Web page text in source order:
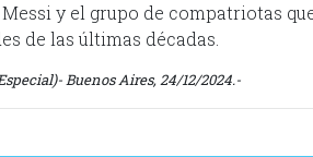
y el grupo de compatriotas
de las últimas décadas.
Buenos Aires, 24/12/2024.-